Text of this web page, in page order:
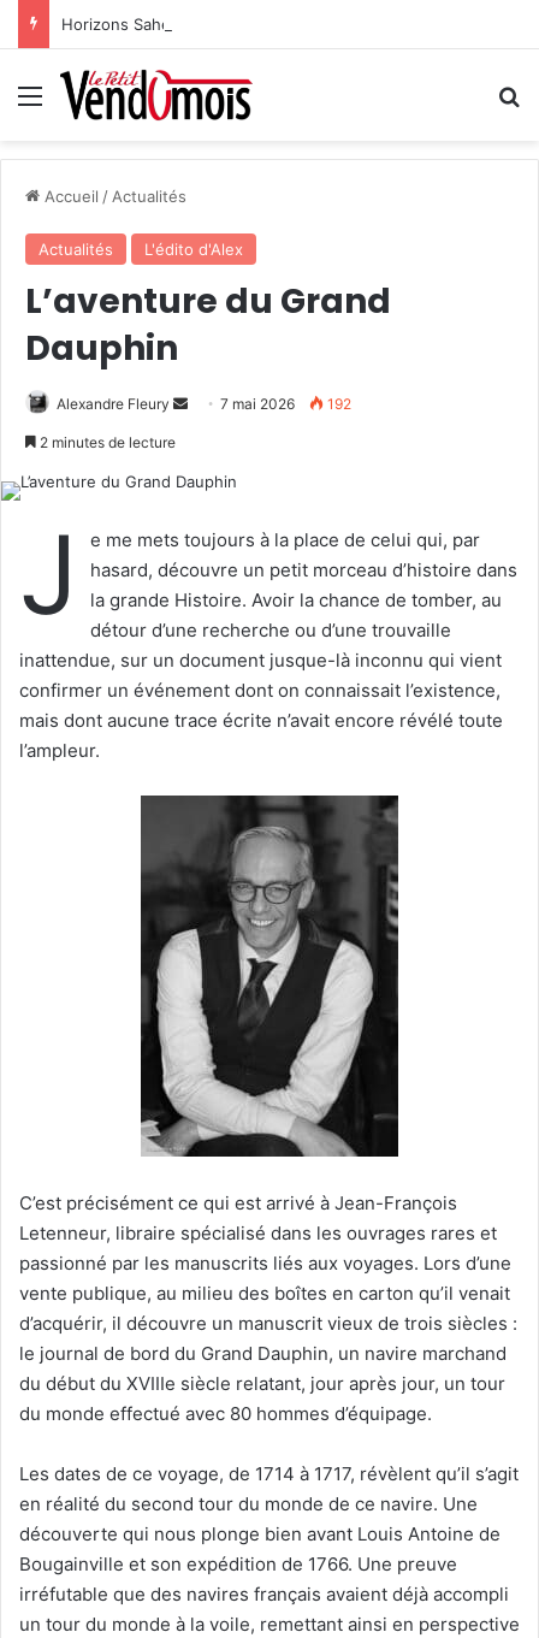
Horizons Sahel à l’heure du bilan
Menu
Accueil / Actualités
Actualités L'édito d'Alex
L’aventure du Grand
Dauphin
Alexandre Fleury
o
e
r
u
n
c
o
u
l
7 mai 2026 192
2 minutes de lecture
J
e me mets toujours à la place de celui qui, par
hasard, découvre un petit morceau d’histoire dans
la grande Histoire. Avoir la chance de tomber, au
détour d’une recherche ou d’une trouvaille
inattendue, sur un document jusque-là inconnu qui vient
confirmer un événement dont on connaissait l’existence,
mais dont aucune trace écrite n’avait encore révélé toute
l’ampleur.
C’est précisément ce qui est arrivé à Jean-François
Letenneur, libraire spécialisé dans les ouvrages rares et
passionné par les manuscrits liés aux voyages. Lors d’une
vente publique, au milieu des boîtes en carton qu’il venait
d’acquérir, il découvre un manuscrit vieux de trois siècles :
le journal de bord du Grand Dauphin, un navire marchand
du début du XVIIIe siècle relatant, jour après jour, un tour
du monde effectué avec 80 hommes d’équipage.
Les dates de ce voyage, de 1714 à 1717, révèlent qu’il s’agit
en réalité du second tour du monde de ce navire. Une
découverte qui nous plonge bien avant Louis Antoine de
Bougainville et son expédition de 1766. Une preuve
irréfutable que des navires français avaient déjà accompli
un tour du monde à la voile, remettant ainsi en perspective